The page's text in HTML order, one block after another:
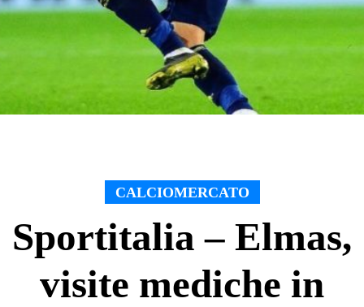
CALCIOMERCATO
Sportitalia – Elmas,
visite mediche in